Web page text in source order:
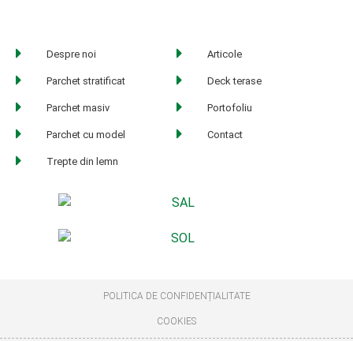
Despre noi
Parchet stratificat
Parchet masiv
Parchet cu model
Trepte din lemn
Articole
Deck terase
Portofoliu
Contact
POLITICA DE CONFIDENȚIALITATE
COOKIES